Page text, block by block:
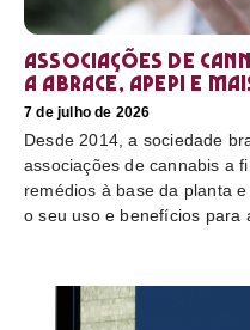
Associações de
a Abrace, Apepi e
7 de julho de 2026
Desde 2014, a sociedade
associações de cannabis a
remédios à base da planta
o seu uso e benefícios para